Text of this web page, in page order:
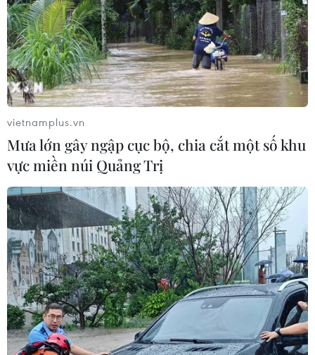
09/09/2024 00:50
Thủ tướng Đức kêu gọi tăng cường nỗ lực để giải quyết
xung đột tại Ukraine, đồng thời cho biết ông và người
đồng cấp Volodymyr Zelensky cùng chia sẻ quan điểm
Nga nên tham gia hội nghị hòa bình này.
vietnamplus.vn
Mưa lớn gây ngập cục bộ, chia cắt một số khu
vực miền núi Quảng Trị